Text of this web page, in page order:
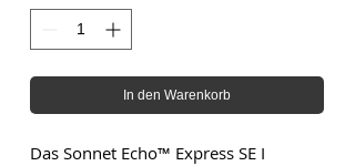
In den Warenkorb
Das Sonnet Echo™ Express SE I